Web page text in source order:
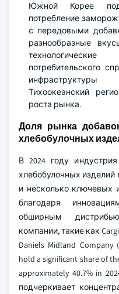
Южной Корее
потребление
с передовыми
разнообразные
потребительского
инфраструктуры
Тихоокеанский
роста рынка.
Доля рынка
хлебобулочных
В 2024 году
хлебобулочных изделий
и несколько ключевых
благодаря
обширным
компании, такие как
Daniels Midland Company
hold a significant share of
approximately 40.7% in
подчеркивает